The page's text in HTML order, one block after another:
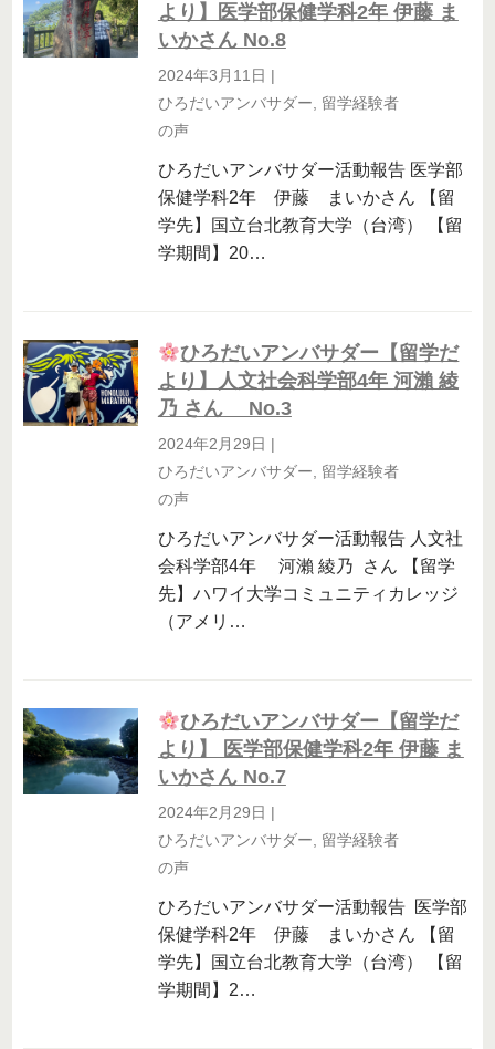
より】医学部保健学科2年 伊藤 ま
いかさん No.8
2024年3月11日 |
ひろだいアンバサダー
留学経験者
の声
ひろだいアンバサダー活動報告 医学部
保健学科2年 伊藤 まいかさん 【留
学先】国立台北教育大学（台湾） 【留
学期間】20…
ひろだいアンバサダー【留学だ
より】人文社会科学部4年 河瀨 綾
乃 さん No.3
2024年2月29日 |
ひろだいアンバサダー
留学経験者
の声
ひろだいアンバサダー活動報告 人文社
会科学部4年 河瀨 綾乃 さん 【留学
先】ハワイ大学コミュニティカレッジ
（アメリ…
ひろだいアンバサダー【留学だ
より】 医学部保健学科2年 伊藤 ま
いかさん No.7
2024年2月29日 |
ひろだいアンバサダー
留学経験者
の声
ひろだいアンバサダー活動報告 医学部
保健学科2年 伊藤 まいかさん 【留
学先】国立台北教育大学（台湾） 【留
学期間】2…